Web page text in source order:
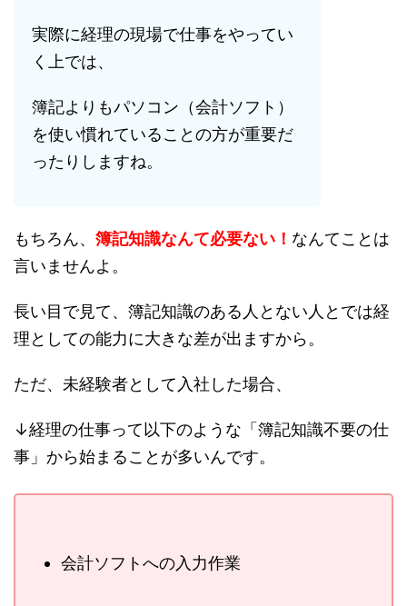
実際に経理の現場で仕事をやってい
く上では、
簿記よりもパソコン（会計ソフト）
を使い慣れていることの方が重要だ
ったりしますね。
もちろん、 簿記知識なんて必要ない！ なんてことは
言いませんよ。
長い目で見て、簿記知識のある人とない人とでは経
理としての能力に大きな差が出ますから。
ただ、未経験者として入社した場合、
↓経理の仕事って以下のような「簿記知識不要の仕
事」から始まることが多いんです。
会計ソフトへの入力作業